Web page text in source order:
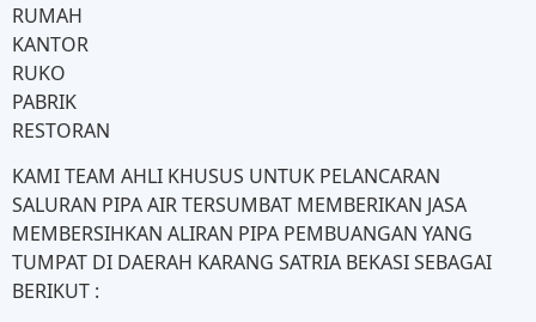
RUMAH
KANTOR
RUKO
PABRIK
RESTORAN
KAMI TEAM AHLI KHUSUS UNTUK PELANCARAN
SALURAN PIPA AIR TERSUMBAT MEMBERIKAN JASA
MEMBERSIHKAN ALIRAN PIPA PEMBUANGAN YANG
TUMPAT DI DAERAH KARANG SATRIA BEKASI SEBAGAI
BERIKUT :